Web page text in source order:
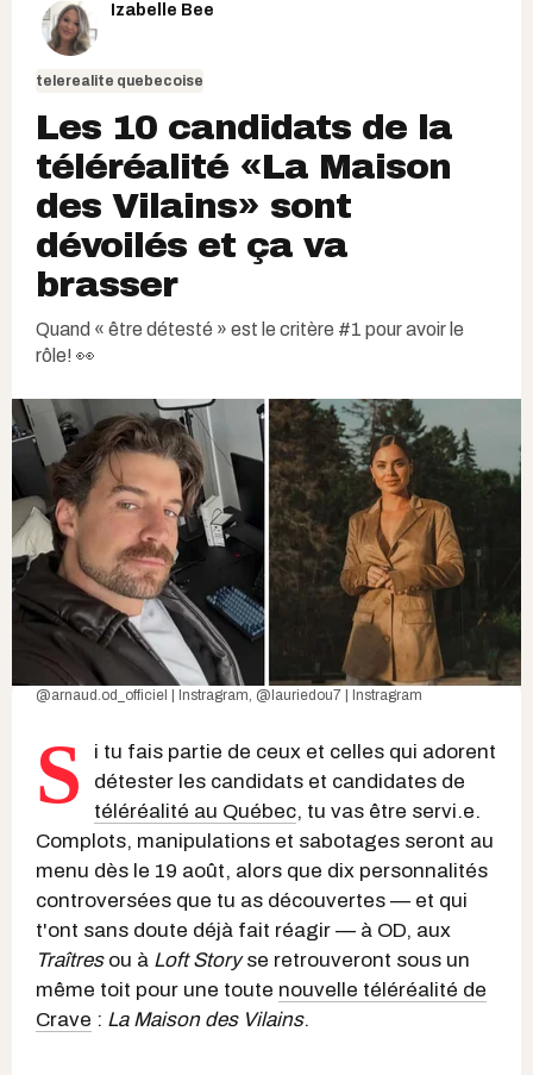
Izabelle Bee
telerealite quebecoise
Les 10 candidats de la
téléréalité «La Maison
des Vilains» sont
dévoilés et ça va
brasser
Quand « être détesté » est le critère #1 pour avoir le
rôle! 👀
@arnaud.od_officiel | Instragram, @lauriedou7 | Instragram
S
i tu fais partie de ceux et celles qui adorent
détester les candidats et candidates de
téléréalité au Québec, tu vas être servi.e.
Complots, manipulations et sabotages seront au
menu dès le 19 août, alors que dix personnalités
controversées que tu as découvertes — et qui
t'ont sans doute déjà fait réagir — à OD, aux
Traîtresou à Loft Storyse retrouveront sous un
même toit pour une toute nouvelle téléréalité de
Crave : La Maison des Vilains.